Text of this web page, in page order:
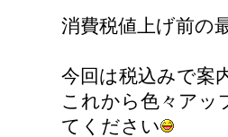
消費税値上げ前の
今回は税込みで案
これから色々アッ
てください